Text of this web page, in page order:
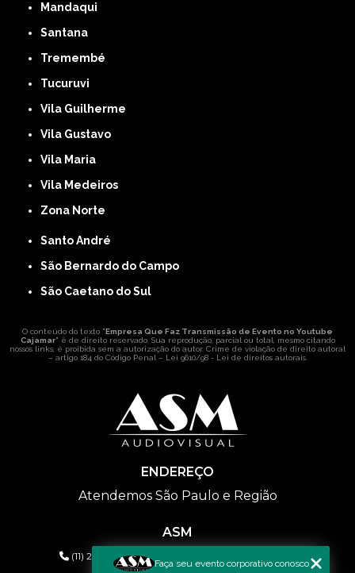
Mandaqui
Santana
Tremembé
Tucuruvi
Vila Guilherme
Vila Gustavo
Vila Maria
Vila Medeiros
Zona Norte
Santo André
São Bernardo do Campo
São Caetano do Sul
O conteúdo do texto "Empresa Que Faz Transmissão de Evento no Youtube
Cajamar" é de direito reservado. Sua reprodução, parcial ou total, mesmo citando
nossos links, é proibida sem a autorização do autor. Crime de violação de direito autoral
– artigo 184 do Código Penal – Lei 9610/98 - Lei de direitos autorais.
ENDEREÇO
Atendemos São Paulo e Região
ASM
(11) 2626-2019 (11) 99577-9954
Faça seu evento corporativo conosco